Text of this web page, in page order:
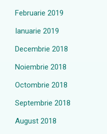
Februarie 2019
Ianuarie 2019
Decembrie 2018
Noiembrie 2018
Octombrie 2018
Septembrie 2018
August 2018